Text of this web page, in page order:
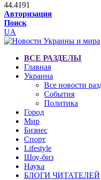
44.4191
Авторизация
Поиск
UA
ВСЕ РАЗДЕЛЫ
Главная
Украина
Все новости
События
Политика
Город
Мир
Бизнес
Спорт
Lifestyle
Шоу-биз
Наука
БЛОГИ ЧИТАТЕЛЕЙ